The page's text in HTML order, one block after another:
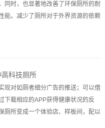
同时，也显著地改善了环保厕所的耐
能。减少了厕所对于外界资源的依赖
科技厕所
现对如厕者细分广告的推送；可以借
下载相应的APP获得健康状况的反
厕所变成一个体验店、样板间，配以